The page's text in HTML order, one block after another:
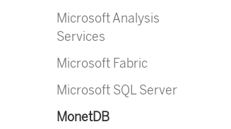
Microsoft Analysis
Services
Microsoft Fabric
Microsoft SQL Server
MonetDB